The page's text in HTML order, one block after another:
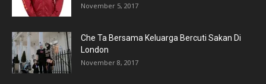
November 5, 2017
Che Ta Bersama Keluarga Bercuti Sakan Di
London
November 8, 2017